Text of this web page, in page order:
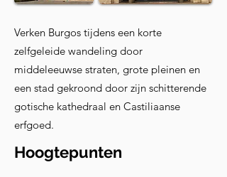
Verken Burgos tijdens een korte
zelfgeleide wandeling door
middeleeuwse straten, grote pleinen en
een stad gekroond door zijn schitterende
gotische kathedraal en Castiliaanse
erfgoed.
Hoogtepunten